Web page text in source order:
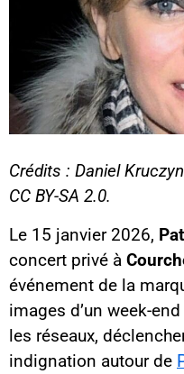
Crédits : Daniel
CC BY-SA 2.0.
Le 15 janvier 2026,
concert privé à
événement de la
images d’un week-
les réseaux,
indignation autour de